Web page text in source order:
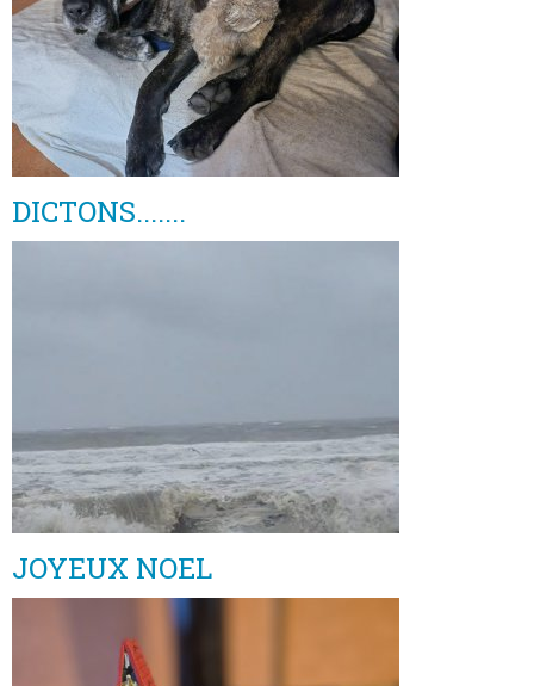
DICTONS.......
JOYEUX NOEL